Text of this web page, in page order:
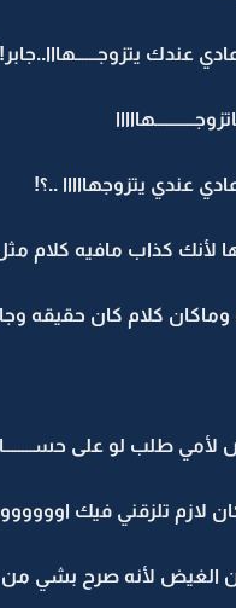
عندك
عندي يتزوجهااااا ..؟!
لأنك كذاب مافيه كلام
كلام كان حقيقه
لأمي طلب لو على
لازم تلزقني فيك
الغيض لأنه صرح بشي من